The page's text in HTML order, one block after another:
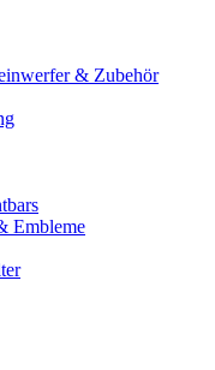
& Zubehör
Embleme